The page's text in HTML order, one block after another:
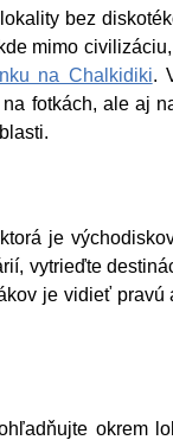
bez
mimo
na Chalkidiki.
fotkách, ale aj
je
vytrieďte
je vidieť pravú
okrem